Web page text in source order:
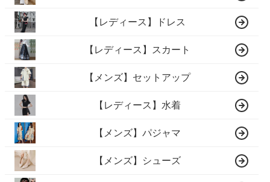
【レディース】ドレス
【レディース】スカート
【メンズ】セットアップ
【レディース】水着
【メンズ】パジャマ
【メンズ】シューズ